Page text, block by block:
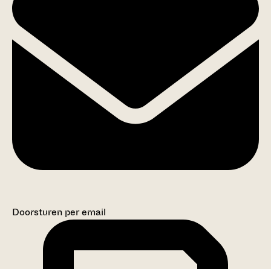
Doorsturen per email